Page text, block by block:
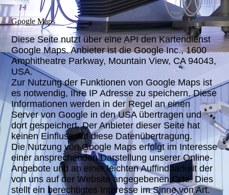
Google Maps
Diese Seite nutzt über eine API den Kartendienst
Google Maps. Anbieter ist die Google Inc., 1600
Amphitheatre Parkway, Mountain View, CA 94043,
USA.
Zur Nutzung der Funktionen von Google Maps ist
es notwendig, Ihre IP Adresse zu speichern. Diese
Informationen werden in der Regel an einen
Server von Google in den USA übertragen und
dort gespeichert. Der Anbieter dieser Seite hat
keinen Einfluss auf diese Datenübertragung.
Die Nutzung von Google Maps erfolgt im Interesse
einer ansprechenden Darstellung unserer Online-
Angebote und an einer leichten Auffindbarkeit der
von uns auf der Website angegebenen Orte. Dies
stellt ein berechtigtes Interesse im Sinne von Art.